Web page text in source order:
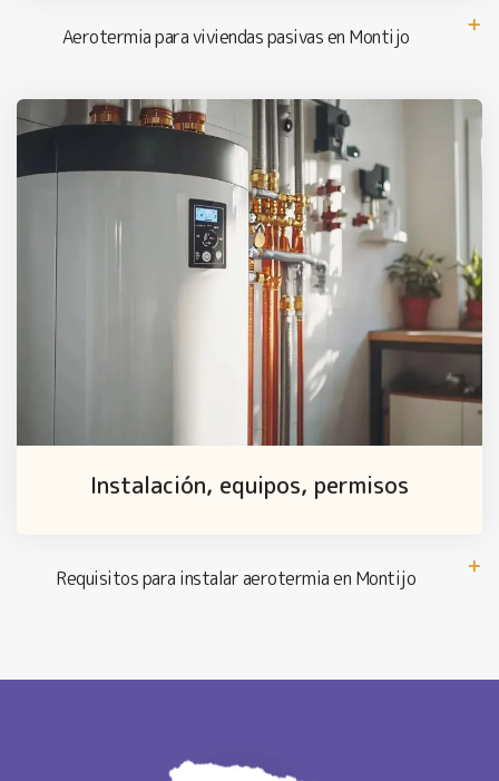
Aerotermia para viviendas pasivas en Montijo
Instalación, equipos, permisos
Requisitos para instalar aerotermia en Montijo